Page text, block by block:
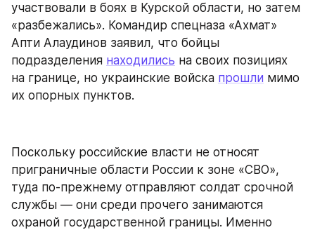
участвовали в боях в Курской области, но затем
«разбежались». Командир спецназа «Ахмат»
Апти Алаудинов заявил, что бойцы
подразделения находились на своих позициях
на границе, но украинские войска прошли мимо
их опорных пунктов.
Поскольку российские власти не относят
приграничные области России к зоне «СВО»,
туда по-прежнему отправляют солдат срочной
службы — они среди прочего занимаются
охраной государственной границы. Именно